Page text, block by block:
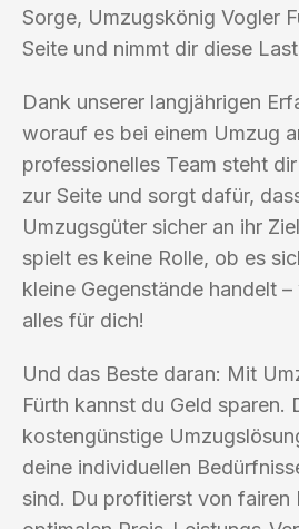
Sorge, Umzugskönig Vogler
Seite und nimmt dir diese
Dank unserer langjährigen
worauf es bei einem Umzug
professionelles Team steht
zur Seite und sorgt dafür,
Umzugsgüter sicher an ihr
spielt es keine Rolle, ob es
kleine Gegenstände handelt
alles für dich!
Und das Beste daran: Mit
Fürth kannst du Geld sparen.
kostengünstige
deine individuellen
sind. Du profitierst von fairen